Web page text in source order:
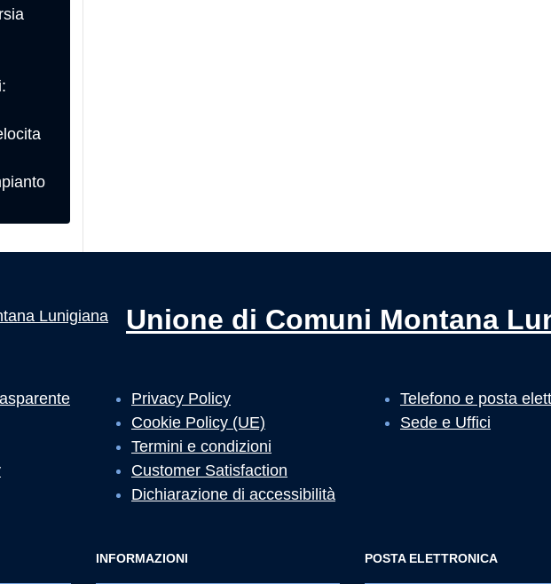
Unione di Comuni Montana
Privacy Policy
Cookie Policy (UE)
Termini e condizioni
Customer Satisfaction
Dichiarazione di accessibilità
Telefono e posta
Sede e Uffici
INFORMAZIONI POSTA ELETTRONICA